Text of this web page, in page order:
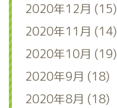
2020年12月 (15)
2020年11月 (14)
2020年10月 (19)
2020年9月 (18)
2020年8月 (18)